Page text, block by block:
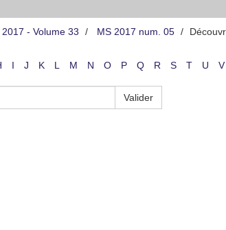
- Volume 33 MS 2017 num. 05
I J K L M N O P Q R S T U V
Valider